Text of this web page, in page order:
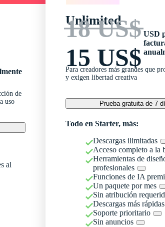
de
uso
al
Unlimited
18 US$
15 US$
USD
Para creadores más grandes que
y exigen libertad creativa
Prueba gratuita de 7
Todo en Starter, más:
Descargas ilimitadas
Acceso completo a la
Herramientas de
profesionales
Funciones de IA
Un paquete por mes
Sin atribución
Descargas más rápidas
Soporte prioritario
Sin anuncios